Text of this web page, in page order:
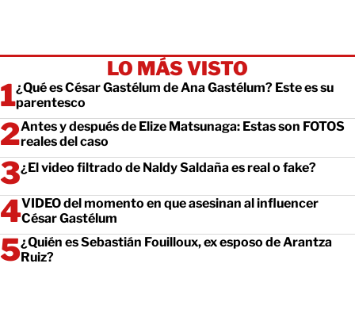
LO MÁS VISTO
¿Qué es César Gastélum de Ana Gastélum? Este es su
parentesco
Antes y después de Elize Matsunaga: Estas son FOTOS
reales del caso
¿El video filtrado de Naldy Saldaña es real o fake?
VIDEO del momento en que asesinan al influencer
César Gastélum
¿Quién es Sebastián Fouilloux, ex esposo de Arantza
Ruiz?